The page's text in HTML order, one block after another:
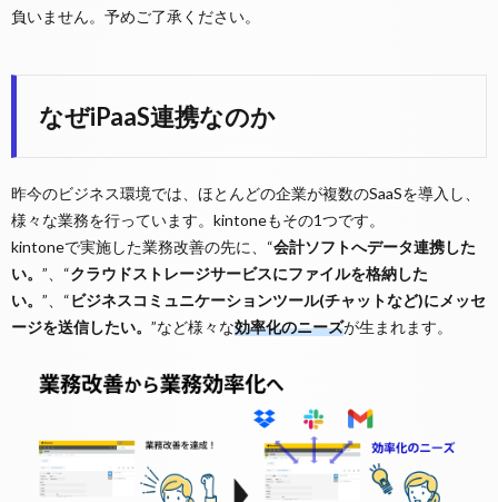
負いません。予めご了承ください。
なぜiPaaS連携なのか
昨今のビジネス環境では、ほとんどの企業が複数のSaaSを導入し、
様々な業務を行っています。kintoneもその1つです。
kintoneで実施した業務改善の先に、“会計ソフトへデータ連携した
い。 ”、“クラウドストレージサービスにファイルを格納した
い。 ”、“ビジネスコミュニケーションツール(チャットなど)にメッセ
ージを送信したい。 ”など様々な効率化のニーズが生まれます。